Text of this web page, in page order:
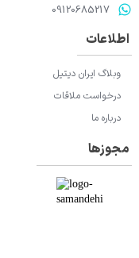
​​​​​​​09120685217​​​​​​​
اطلاعات
وبلاگ ایران دیتیل
درخواست ملاقات
درباره ما
مجوزها